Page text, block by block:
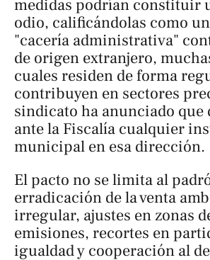
medidas podrían constituir
odio, calificándolas como
"cacería administrativa"
de origen extranjero,
cuales residen de forma
contribuyen en sectores
sindicato ha anunciado que
ante la Fiscalía cualquier
municipal en esa dirección.
El pacto no se limita al
erradicación de la venta
irregular, ajustes en zonas
emisiones, recortes en
igualdad y cooperación al